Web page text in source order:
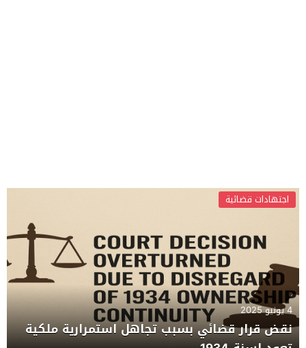
اجتهادات قضائية
4 يونيو 2025
نقض قرار قضائي بسبب تجاهل استمرارية ملكية